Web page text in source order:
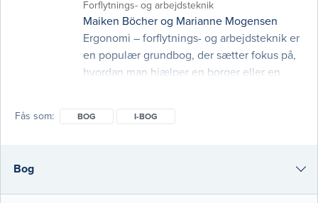
Forflytnings- og arbejdsteknik
Maiken Böcher og Marianne Mogensen
Ergonomi – forflytnings- og arbejdsteknik er
en populær grundbog, der sætter fokus på,
hvordan man hjælper en borger eller en
fjerne eller mindske risikofaktorer i det
løsningsforslag og øvelser. Bogen
Fås som BOG I-BOG
Bog